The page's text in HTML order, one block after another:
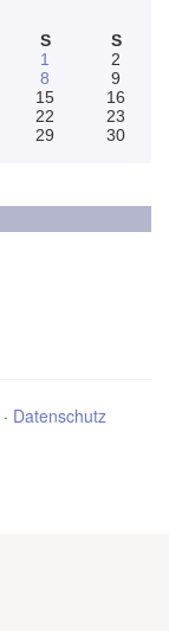
S
S
1
2
8
9
15
16
22
23
29
30
· Datenschutz